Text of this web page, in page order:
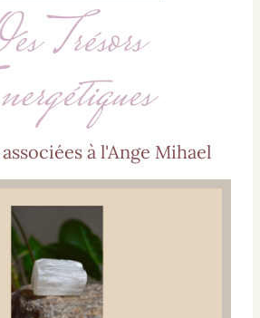
Trésors
à l'Ange Mihael